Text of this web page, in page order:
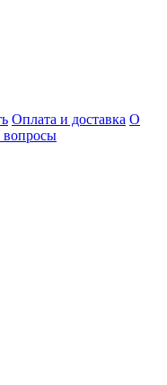
Оплата и доставка О
вопросы